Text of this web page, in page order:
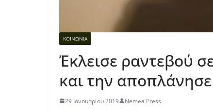
ΚΟΙΝΩΝΙΑ
Έκλεισε ραντεβού
και την αποπλάνησε
29 Ιανουαρίου 2019 Nemea Press